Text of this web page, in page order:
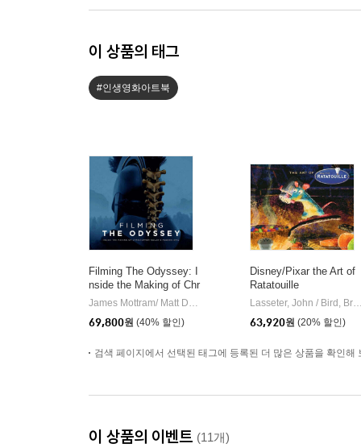
이 상품의 태그
#인생영화아트북
Filming The Odyssey: I
nside the Making of Chr
istopher Nolan's ModernJames Mottram/ Matt Damon (FRW)
Insight Editions
69,800원 (40% 할인)
Disney/Pixar the Art of
Ratatouille
Lasseter, John /
63,920원 (20% 할인)
검색 페이지에서 선택된 태그에 등록된 더 많은 상품을 확인해
이 상품의 이벤트 (11개)